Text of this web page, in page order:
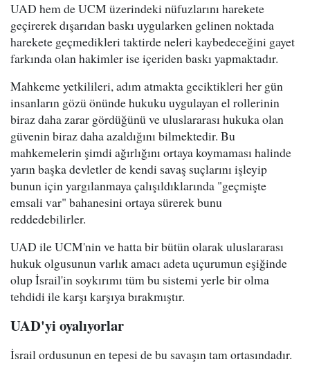
UAD hem de UCM üzerindeki nüfuzlarını harekete
geçirerek dışarıdan baskı uygularken gelinen noktada
harekete geçmedikleri taktirde neleri kaybedeceğini gayet
farkında olan hakimler ise içeriden baskı yapmaktadır.
Mahkeme yetkilileri, adım atmakta geciktikleri her gün
insanların gözü önünde hukuku uygulayan el rollerinin
biraz daha zarar gördüğünü ve uluslararası hukuka olan
güvenin biraz daha azaldığını bilmektedir. Bu
mahkemelerin şimdi ağırlığını ortaya koymaması halinde
yarın başka devletler de kendi savaş suçlarını işleyip
bunun için yargılanmaya çalışıldıklarında "geçmişte
emsali var" bahanesini ortaya sürerek bunu
reddedebilirler.
UAD ile UCM'nin ve hatta bir bütün olarak uluslararası
hukuk olgusunun varlık amacı adeta uçurumun eşiğinde
olup İsrail'in soykırımı tüm bu sistemi yerle bir olma
tehdidi ile karşı karşıya bırakmıştır.
UAD'yi oyalıyorlar
İsrail ordusunun en tepesi de bu savaşın tam ortasındadır.